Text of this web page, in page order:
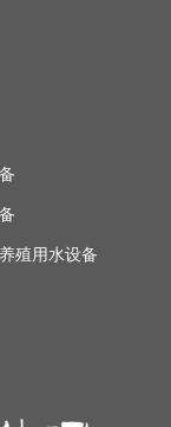
殖用水设备